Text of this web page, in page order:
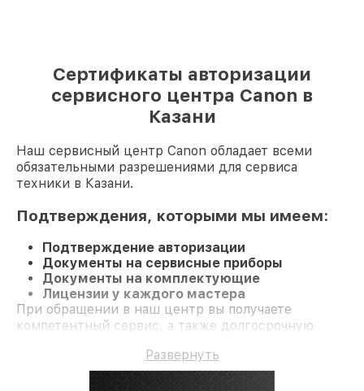
Сертификаты авторизации
сервисного центра Canon в
Казани
Наш сервисный центр Canon обладает всеми
обязательными разрешениями для сервиса
техники в Казани.
Подтверждения, которыми мы имеем:
Подтверждение авторизации
Документы на сервисные приборы
Документы на комплектующие
Лицензии у каждого мастера
При обращении в наш центр вы получаете
компетентный сервис, а также долгосрочную
Развернуть